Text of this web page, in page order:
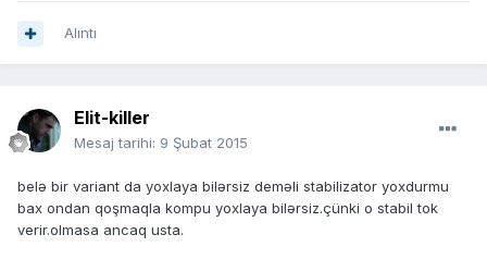
Alıntı
Elit-killer
Mesaj tarihi: 9 Şubat 2015
belə bir variant da yoxlaya bilərsiz deməli stabilizator yoxdurmu
bax ondan qoşmaqla kompu yoxlaya bilərsiz.çünki o stabil tok
verir.olmasa ancaq usta.